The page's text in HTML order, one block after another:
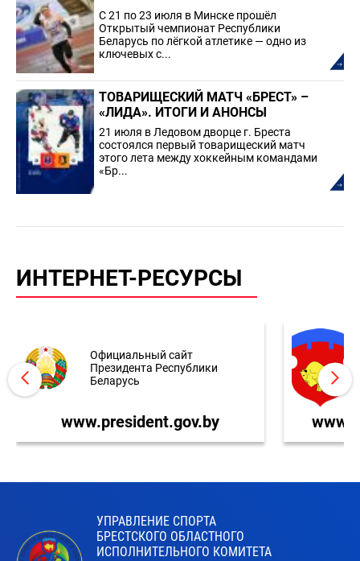
С 21 по 23 июля в Минске прошёл
Открытый чемпионат Республики
Беларусь по лёгкой атлетике — одно из
ключевых с...
ТОВАРИЩЕСКИЙ МАТЧ «БРЕСТ» –
«ЛИДА». ИТОГИ И АНОНСЫ
21 июля в Ледовом дворце г. Бреста
состоялся первый товарищеский матч
этого лета между хоккейным командами
«Бр...
ИНТЕРНЕТ-РЕСУРСЫ
Официальный сайт
Президента Республики
Беларусь
www.president.gov.by
УПРАВЛЕНИЕ СПОРТА
БРЕСТСКОГО ОБЛАСТНОГО
ИСПОЛНИТЕЛЬНОГО КОМИТЕТА